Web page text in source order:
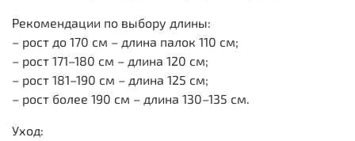
Рекомендации по выбору длины:
– рост до 170 см – длина палок 110 см;
– рост 171–180 см – длина 120 см;
– рост 181–190 см – длина 125 см;
– рост более 190 см – длина 130–135 см.
Уход: